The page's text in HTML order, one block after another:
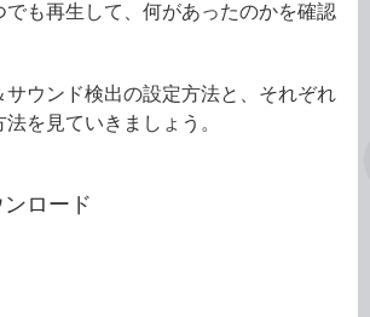
でも再生して、何があったのかを確認
サウンド検出の設定方法と、それぞれ
を見ていきましょう。
ロード